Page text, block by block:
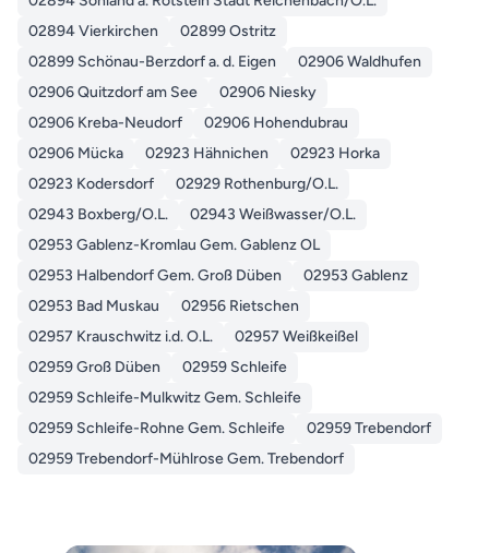
02894 Vierkirchen
02899 Ostritz
02899 Schönau-Berzdorf a. d. Eigen
02906 Waldhufen
02906 Quitzdorf am See
02906 Niesky
02906 Kreba-Neudorf
02906 Hohendubrau
02906 Mücka
02923 Hähnichen
02923 Horka
02923 Kodersdorf
02929 Rothenburg/O.L.
02943 Boxberg/O.L.
02943 Weißwasser/O.L.
02953 Gablenz-Kromlau Gem. Gablenz OL
02953 Halbendorf Gem. Groß Düben
02953 Gablenz
02953 Bad Muskau
02956 Rietschen
02957 Krauschwitz i.d. O.L.
02957 Weißkeißel
02959 Groß Düben
02959 Schleife
02959 Schleife-Mulkwitz Gem. Schleife
02959 Schleife-Rohne Gem. Schleife
02959 Trebendorf
02959 Trebendorf-Mühlrose Gem. Trebendorf